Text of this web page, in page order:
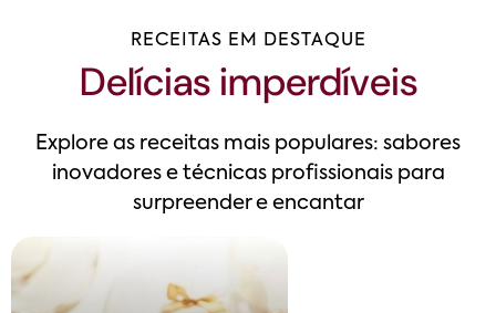
RECEITAS EM DESTAQUE
Delícias imperdíveis
Explore as receitas mais populares: sabores
inovadores e técnicas profissionais para
surpreender e encantar